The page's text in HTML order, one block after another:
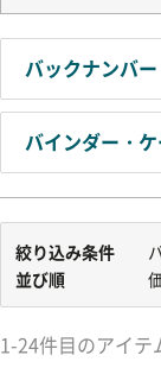
バックナンバー
バインダー・
絞り込み条件
並び順
1-24件目のアイテ